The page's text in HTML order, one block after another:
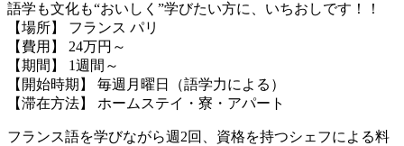
語学も文化も“おいしく”学びたい方に、いちおしです！！
【場所】 フランス パリ
【費用】 24万円～
【期間】 1週間～
【開始時期】 毎週月曜日（語学力による）
【滞在方法】 ホームステイ・寮・アパート
フランス語を学びながら週2回、資格を持つシェフによる料